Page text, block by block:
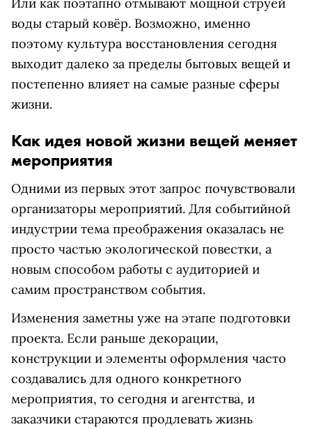
Или как поэтапно отмывают мощной струёй
воды старый ковёр. Возможно, именно
поэтому культура восстановления сегодня
выходит далеко за пределы бытовых вещей и
постепенно влияет на самые разные сферы
жизни.
Как идея новой жизни вещей меняет
мероприятия
Одними из первых этот запрос почувствовали
организаторы мероприятий. Для событийной
индустрии тема преображения оказалась не
просто частью экологической повестки, а
новым способом работы с аудиторией и
самим пространством события.
Изменения заметны уже на этапе подготовки
проекта. Если раньше декорации,
конструкции и элементы оформления часто
создавались для одного конкретного
мероприятия, то сегодня и агентства, и
заказчики стараются продлевать жизнь